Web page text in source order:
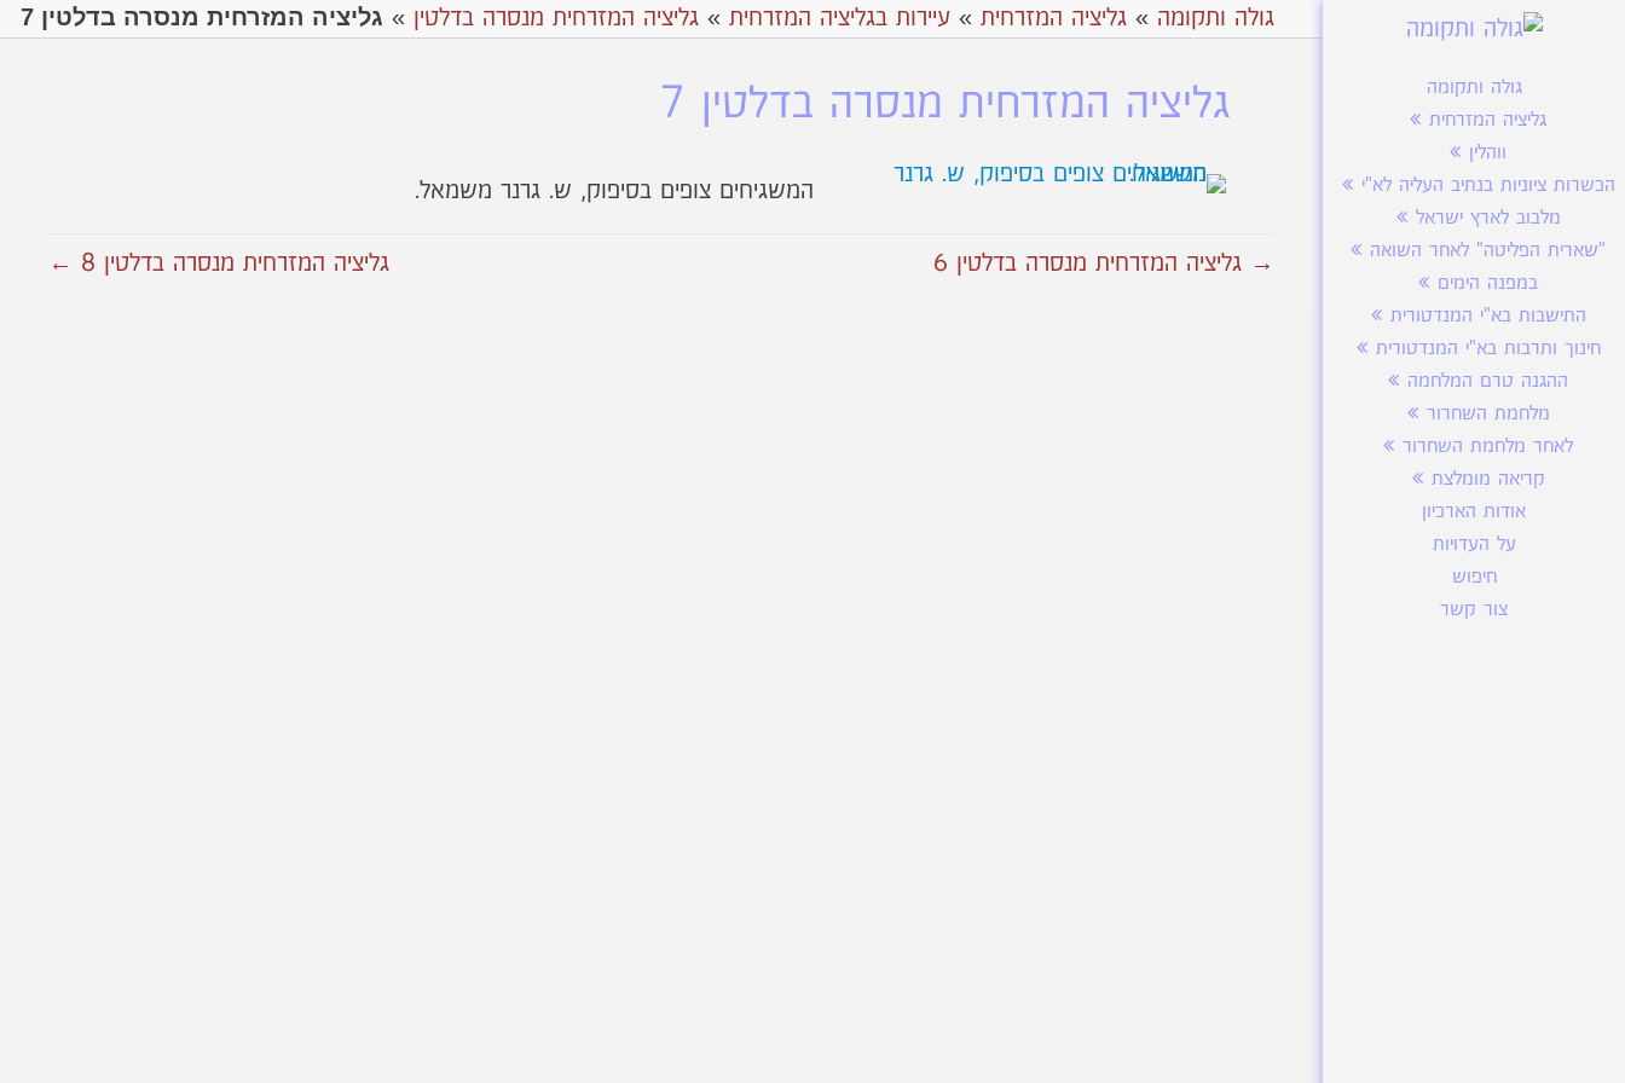
גולה ותקומה
גליציה המזרחית
ווהלין
הכשרות ציוניות בנתיב העליה לא"י
מלבוב לארץ ישראל
"שארית הפליטה" לאחר השואה
במפנה הימים
התישבות בא"י המנדטורית
חינוך ותרבות בא"י המנדטורית
ההגנה טרם המלחמה
מלחמת השחרור
לאחר מלחמת השחרור
קריאה מומלצת
אודות הארכיון
על העדויות
חיפוש
צור קשר
גולה ותקומה » גליציה המזרחית » עיירות בגליציה המזרחית » גליציה המזרחית מנסרה בדלטין » גליציה המזרחית מנסרה בדלטין 7
גליציה המזרחית מנסרה בדלטין 7
המשגיחים צופים בסיפוק, ש. גרנר משמאל.
→ גליציה המזרחית מנסרה בדלטין 6 גליציה המזרחית מנסרה בדלטין 8 ←